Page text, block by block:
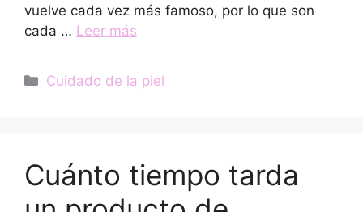
vuelve cada vez más famoso, por lo que son
cada … Leer más
Categorías
Cuidado de la piel
Cuánto tiempo tarda